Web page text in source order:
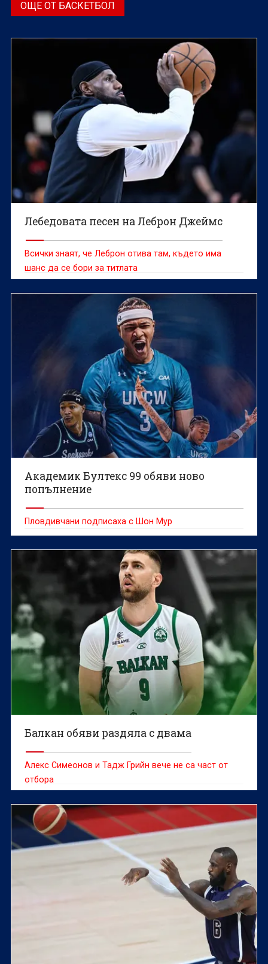
ОЩЕ ОТ БАСКЕТБОЛ
Лебедовата песен на Леброн Джеймс
Всички знаят, че Леброн отива там, където има
шанс да се бори за титлата
Академик Бултекс 99 обяви ново
попълнение
Пловдивчани подписаха с Шон Мур
Балкан обяви раздяла с двама
Алекс Симеонов и Тадж Грийн вече не са част от
отбора